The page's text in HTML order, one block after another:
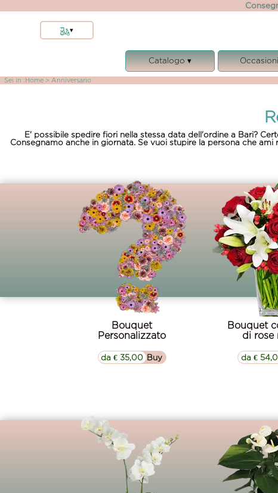
▾
Capurso
Palo del Colle
Catalogo ▾
Funebre
Piante Nascita
Sei in :Home > Anniversario
E' possibile spedire fiori nella stessa data dell'ordine a Bari?
Consegnamo anche in giornata. Se vuoi stupire la persona che
Bouquet
Personalizzato
▷▷ Buy
da € 35,00
Bouquet
di rose
da €